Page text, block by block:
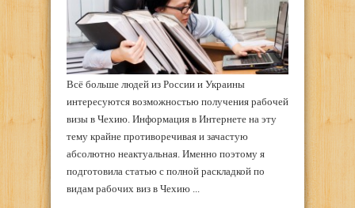
Всё больше людей из России и Украины
интересуются возможностью получения рабочей
визы в Чехию. Информация в Интернете на эту
тему крайне противоречивая и зачастую
абсолютно неактуальная. Именно поэтому я
подготовила статью с полной раскладкой по
видам рабочих виз в Чехию ...